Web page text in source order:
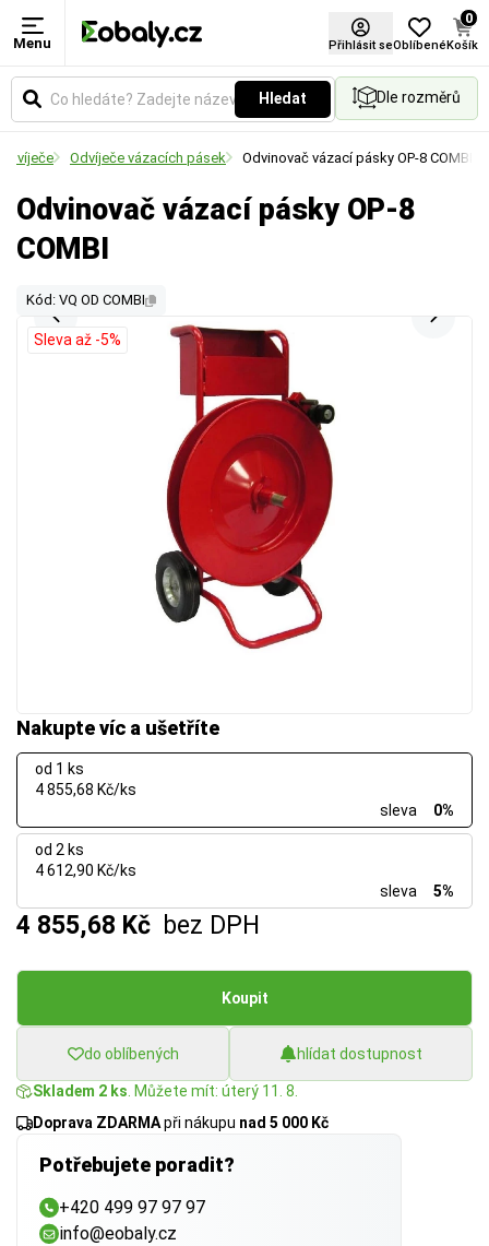
Menu Přihlásit seOblíbené
0
Košík
Hledat Dle rozměrů
Odvíječe Odvíječe vázacích pásek Odvinovač vázací pásky OP-8 COMBI
Odvinovač vázací pásky OP-8
COMBI
Kód: VQ OD COMBI
Nakupte víc a ušetříte
od 1 ks
4 855,68 Kč/ks
sleva
0%
od 2 ks
4 612,90 Kč/ks
sleva
5%
4 855,68 Kč bez DPH
Koupit
do oblíbených hlídat dostupnost
Skladem 2 ks . Můžete mít: úterý 11. 8.
Doprava ZDARMApři nákupu nad 5 000 Kč
Potřebujete poradit?
+420 499 97 97 97
info@eobaly.cz
Sleva až -5%